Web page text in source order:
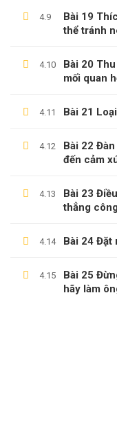
4.9
Bài 19
thể tránh
4.10
Bài 20
mối quan
4.11 Bài 21
4.12
Bài 22
đến cảm
4.13
Bài 23
thẳng
4.14 Bài 24 Đặt
4.15
Bài 25
hãy làm
LÊ TRỌNG DUY
Giới Thiệu Về Website Học
THÔNG TIN HỖ TRỢ
Các Khóa Học